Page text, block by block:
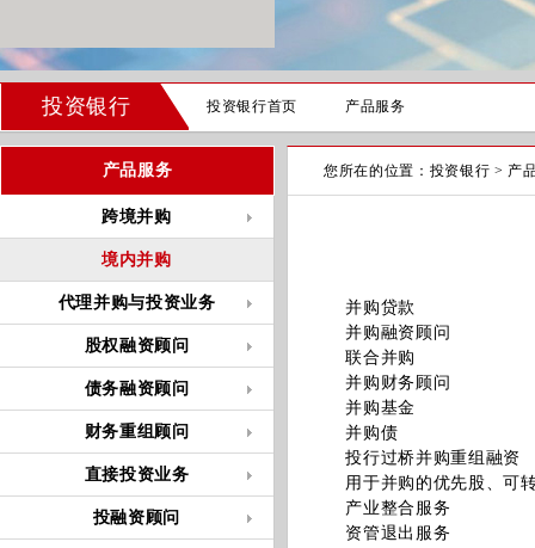
投资银行 投资银行首页 产品服务
产品服务
跨境并购
境内并购
代理并购与投资业务
股权融资顾问
债务融资顾问
财务重组顾问
直接投资业务
投融资顾问
您所在的位置： 投资银行 > 产
并购贷款
并购融资顾问
联合并购
并购财务顾问
并购基金
并购债
投行过桥并购重组融资
用于并购的优先股、可
产业整合服务
资管退出服务